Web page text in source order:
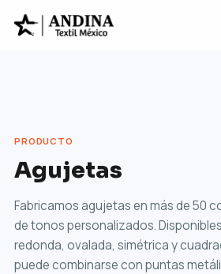
PRODUCTO
Agujetas
Fabricamos agujetas en más de 50
de tonos personalizados.
redonda, ovalada, simétrica y
puede combinarse con puntas